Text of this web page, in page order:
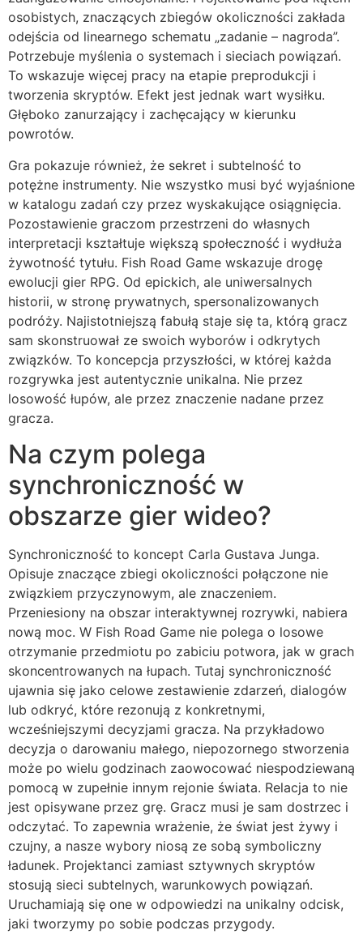
osobistych, znaczących zbiegów okoliczności zakłada
odejścia od linearnego schematu „zadanie – nagroda”.
Potrzebuje myślenia o systemach i sieciach powiązań.
To wskazuje więcej pracy na etapie preprodukcji i
tworzenia skryptów. Efekt jest jednak wart wysiłku.
Głęboko zanurzający i zachęcający w kierunku
powrotów.
Gra pokazuje również, że sekret i subtelność to
potężne instrumenty. Nie wszystko musi być wyjaśnione
w katalogu zadań czy przez wyskakujące osiągnięcia.
Pozostawienie graczom przestrzeni do własnych
interpretacji kształtuje większą społeczność i wydłuża
żywotność tytułu. Fish Road Game wskazuje drogę
ewolucji gier RPG. Od epickich, ale uniwersalnych
historii, w stronę prywatnych, spersonalizowanych
podróży. Najistotniejszą fabułą staje się ta, którą gracz
sam skonstruował ze swoich wyborów i odkrytych
związków. To koncepcja przyszłości, w której każda
rozgrywka jest autentycznie unikalna. Nie przez
losowość łupów, ale przez znaczenie nadane przez
gracza.
Na czym polega
synchroniczność w
obszarze gier wideo?
Synchroniczność to koncept Carla Gustava Junga.
Opisuje znaczące zbiegi okoliczności połączone nie
związkiem przyczynowym, ale znaczeniem.
Przeniesiony na obszar interaktywnej rozrywki, nabiera
nową moc. W Fish Road Game nie polega o losowe
otrzymanie przedmiotu po zabiciu potwora, jak w grach
skoncentrowanych na łupach. Tutaj synchroniczność
ujawnia się jako celowe zestawienie zdarzeń, dialogów
lub odkryć, które rezonują z konkretnymi,
wcześniejszymi decyzjami gracza. Na przykładowo
decyzja o darowaniu małego, niepozornego stworzenia
może po wielu godzinach zaowocować niespodziewaną
pomocą w zupełnie innym rejonie świata. Relacja to nie
jest opisywane przez grę. Gracz musi je sam dostrzec i
odczytać. To zapewnia wrażenie, że świat jest żywy i
czujny, a nasze wybory niosą ze sobą symboliczny
ładunek. Projektanci zamiast sztywnych skryptów
stosują sieci subtelnych, warunkowych powiązań.
Uruchamiają się one w odpowiedzi na unikalny odcisk,
jaki tworzymy po sobie podczas przygody.